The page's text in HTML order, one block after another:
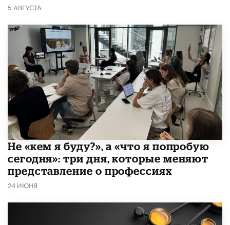
5 АВГУСТА
Не «кем я буду?», а «что я попробую
сегодня»: три дня, которые меняют
представление о профессиях
24 ИЮНЯ